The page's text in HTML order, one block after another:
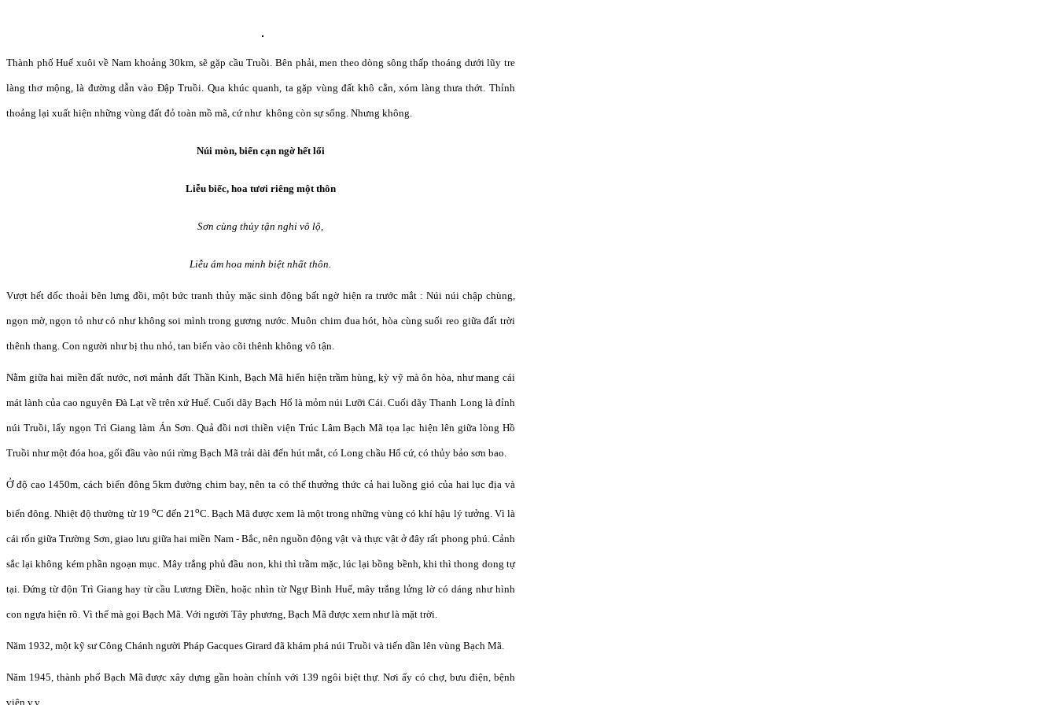
Thành phố Huế xuôi về Namkhoảng 30km, sẽ gặp cầu Truồi. Bên phải ,men theo dòng sông thấp thoáng dưới lũy tre
làng thơ mộng là đường dẫn vào Đập Truồi Qua khúc quanh, ta gặp vùng đất khô cằn, xóm làng thưa thớt Thỉnh
thoảng lại xuất hiện những vùng đất đỏ toàn mồ mã, cứ như không còn sự sống. Nhưng không.
Núi mòn, biển cạn ngờ hết lối
Liễu biếc, hoa tươi riêng một thôn
Sơn cùng thủy tận nghi vô lộ,
Liễu ám hoa minh biệt nhất thôn.
Vượt hết dốc thoải bên lưng đồi, một bức tranh thủy mặc sinh động bất ngờ hiện ra trước mắt : Núi núi chập chùng,
ngọn mờ, ngọn tỏ như có như không soi mìnhtronggương nước. Muôn chim đua hót hòa cùng suối reo giữa đất trời
thênh thang Con người như bị thu nhỏ, tan biến vào cõi thênh không vô tận
Nằm giữa hai miền đất nước, nơi mảnh đất Thần Kinh, Bạch Mã hiển hiện trầm hùng, kỳ vỹ mà ôn hòa, như mang cái
mát lành củacao nguyên Đà Lạt về trên xứ Huế. Cuối dãy Bạch Hổ là mỏm núi Lưỡi Cái Cuối dãy Thanh Long là đỉnh
núi Truồi, lấy ngọn Trì Giang làm Án Sơn Quả đồi nơi thiền viện Trúc Lâm Bạch Mãtọa lạc hiện lên giữa lòng Hồ
Truồi như một đóa hoa, gối đầu vào núi rừng Bạch Mã trải dài đến hút mắt, có Long chầu Hổ cứ, có thủy bảo sơn bao
Ở độ cao 1450m, cách biển đông 5km đường chim bay,nênta có thể thưởng thức cả hai luồng gió của hai lục địa và
biển đông. Nhiệt độ thường từ 19 oC đến21oC. Bạch Mã được xem là một trong những vùngcókhí hậu lý tưởng. Vì là
cái rốn giữa Trường Sơn, giao lưu giữa hai miền Nam - Bắc, nênnguồn động vật và thực vật ở đây rất phong phú.Cảnh
sắc lại không kém phần ngoạn mục. Mây trắng phủ đầu non, khi thì trầm mặc,lúc lại bồng bềnh, khithìthong dong tự
tại. Đứng từ độn Trì Giang hay từ cầu Lương Điền, hoặc nhìn từ Ngự Bình Huế, mây trắng lửng lờ có dáng như hình
con ngựa hiện rõ. Vì thế mà gọi Bạch Mã. Với người Tây phương, Bạch Mã được xem nhưlà mặt trời.
Năm 1932, một kỹ sư Công Chánh người Pháp Gacques Girard đã khám phá núi Truồi và tiến dần lên vùng Bạch Mã.
Năm 1945, thành phố Bạch Mã được xây dựng gần hoàn chỉnh với 139 ngôi biệt thự. Nơi ấy có chợ, bưu điện, bệnh
viện v.v…